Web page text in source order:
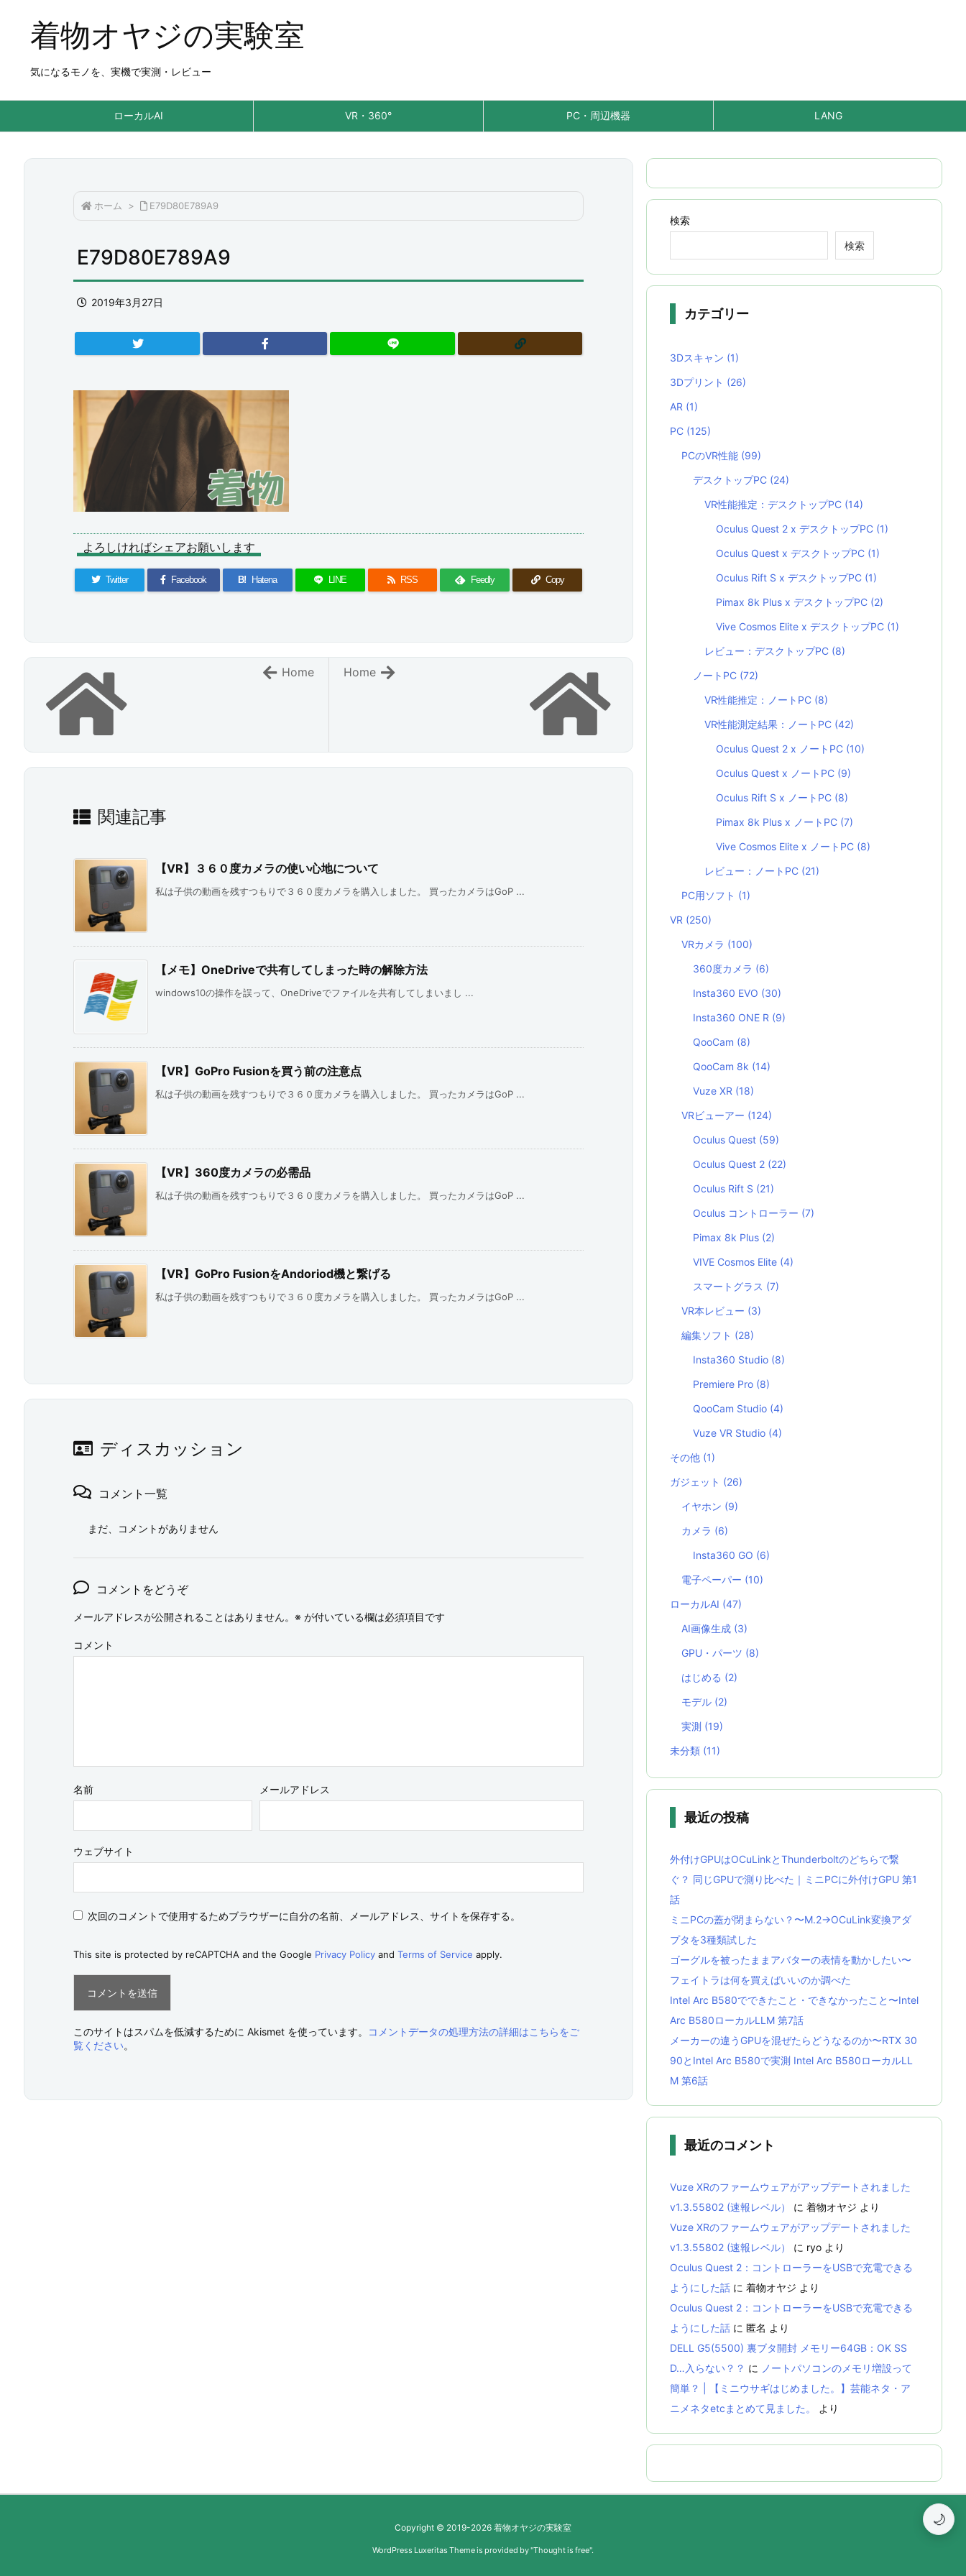
着物オヤジの実験室
気になるモノを、実機で実測・レビュー
ローカルAI VR・360° PC・周辺機器 LANG
ホーム > E79D80E789A9
E79D80E789A9
2019年3月27日
よろしければシェアお願いします
Twitter Facebook B! Hatena LINE RSS Feedly Copy
Home
Home
関連記事
【VR】３６０度カメラの使い心地について
私は子供の動画を残すつもりで３６０度カメラを購入しました。 買ったカメラはGoP ...
【メモ】OneDriveで共有してしまった時の解除方法
windows10の操作を誤って、OneDriveでファイルを共有してしまいまし ...
【VR】GoPro Fusionを買う前の注意点
私は子供の動画を残すつもりで３６０度カメラを購入しました。 買ったカメラはGoP ...
【VR】360度カメラの必需品
私は子供の動画を残すつもりで３６０度カメラを購入しました。 買ったカメラはGoP ...
【VR】GoPro FusionをAndoriod機と繋げる
私は子供の動画を残すつもりで３６０度カメラを購入しました。 買ったカメラはGoP ...
ディスカッション
コメント一覧
まだ、コメントがありません
コメントをどうぞ
メールアドレスが公開されることはありません。 ※ が付いている欄は必須項目です
コメント
名前 メールアドレス
ウェブサイト
次回のコメントで使用するためブラウザーに自分の名前、メールアドレス、サイトを保存する。
This site is protected by reCAPTCHA and the Google Privacy Policy and Terms of Service apply.
このサイトはスパムを低減するために Akismet を使っています。
コメントデータの処理方法の詳細はこちらをご
覧ください。
検索
検索
カテゴリー
3Dスキャン (1)
3Dプリント (26)
AR (1)
PC (125)
PCのVR性能 (99)
デスクトップPC (24)
VR性能推定：デスクトップPC (14)
Oculus Quest 2 x デスクトップPC (1)
Oculus Quest x デスクトップPC (1)
Oculus Rift S x デスクトップPC (1)
Pimax 8k Plus x デスクトップPC (2)
Vive Cosmos Elite x デスクトップPC (1)
レビュー：デスクトップPC (8)
ノートPC (72)
VR性能推定：ノートPC (8)
VR性能測定結果：ノートPC (42)
Oculus Quest 2 x ノートPC (10)
Oculus Quest x ノートPC (9)
Oculus Rift S x ノートPC (8)
Pimax 8k Plus x ノートPC (7)
Vive Cosmos Elite x ノートPC (8)
レビュー：ノートPC (21)
PC用ソフト (1)
VR (250)
VRカメラ (100)
360度カメラ (6)
Insta360 EVO (30)
Insta360 ONE R (9)
QooCam (8)
QooCam 8k (14)
Vuze XR (18)
VRビューアー (124)
Oculus Quest (59)
Oculus Quest 2 (22)
Oculus Rift S (21)
Oculus コントローラー (7)
Pimax 8k Plus (2)
VIVE Cosmos Elite (4)
スマートグラス (7)
VR本レビュー (3)
編集ソフト (28)
Insta360 Studio (8)
Premiere Pro (8)
QooCam Studio (4)
Vuze VR Studio (4)
その他 (1)
ガジェット (26)
イヤホン (9)
カメラ (6)
Insta360 GO (6)
電子ペーパー (10)
ローカルAI (47)
AI画像生成 (3)
GPU・パーツ (8)
はじめる (2)
モデル (2)
実測 (19)
未分類 (11)
最近の投稿
外付けGPUはOCuLinkとThunderboltのどちらで繋
ぐ？ 同じGPUで測り比べた｜ミニPCに外付けGPU 第1
話
ミニPCの蓋が閉まらない？〜M.2→OCuLink変換アダ
プタを3種類試した
ゴーグルを被ったままアバターの表情を動かしたい〜
フェイトラは何を買えばいいのか調べた
Intel Arc B580でできたこと・できなかったこと〜Intel
Arc B580ローカルLLM 第7話
メーカーの違うGPUを混ぜたらどうなるのか〜RTX 30
90とIntel Arc B580で実測 Intel Arc B580ローカルLL
M 第6話
最近のコメント
Vuze XRのファームウェアがアップデートされました
v1.3.55802 (速報レベル）
に 着物オヤジ より
Vuze XRのファームウェアがアップデートされました
v1.3.55802 (速報レベル）
に ryo より
Oculus Quest 2：コントローラーをUSBで充電できる
ようにした話 に 着物オヤジ より
Oculus Quest 2：コントローラーをUSBで充電できる
ようにした話 に 匿名 より
DELL G5(5500) 裏ブタ開封 メモリー64GB：OK SS
D…入らない？？ に ノートパソコンのメモリ増設って
簡単？ | 【ミニウサギはじめました。】芸能ネタ・ア
ニメネタetcまとめて見ました。
より
Copyright © 2019-2026 着物オヤジの実験室
WordPress Luxeritas Theme is provided by "Thought is free".
🌙